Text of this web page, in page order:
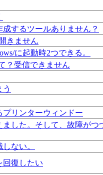
するツールありません？
きません
に起動時2つできる。
？受信できません
リンターウィンドー
ました。そして、故障がつ
ない。
回復したい